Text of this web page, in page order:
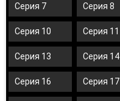
Серия 7 Серия 8
Серия 10 Серия 11
Серия 13 Серия 14
Серия 16 Серия 17